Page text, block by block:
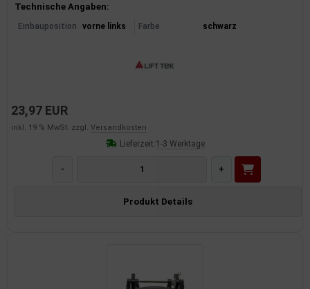
Produktinformationen
Technische Angaben:
Einbauposition vorne links Farbe schwarz
23,97 EUR
inkl. 19 % MwSt. zzgl. Versandkosten
Lieferzeit:1-3 Werktage
- +
Produkt Details